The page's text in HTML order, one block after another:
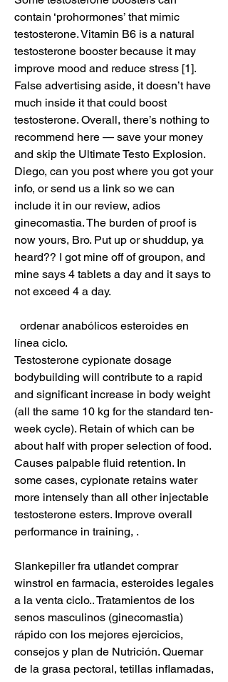
contain ‘prohormones’ that mimic
testosterone. Vitamin B6 is a natural
testosterone booster because it may
improve mood and reduce stress [1].
False advertising aside, it doesn’t have
much inside it that could boost
testosterone. Overall, there’s nothing to
recommend here — save your money
and skip the Ultimate Testo Explosion.
Diego, can you post where you got your
info, or send us a link so we can
include it in our review, adios
ginecomastia. The burden of proof is
now yours, Bro. Put up or shuddup, ya
heard?? I got mine off of groupon, and
mine says 4 tablets a day and it says to
not exceed 4 a day.
línea ciclo.
Testosterone cypionate dosage
bodybuilding will contribute to a rapid
and significant increase in body weight
(all the same 10 kg for the standard ten-
week cycle). Retain of which can be
about half with proper selection of food.
Causes palpable fluid retention. In
some cases, cypionate retains water
more intensely than all other injectable
testosterone esters. Improve overall
performance in training, .
Slankepiller fra utlandet comprar
winstrol en farmacia, esteroides legales
a la venta ciclo.. Tratamientos de los
senos masculinos (ginecomastia)
rápido con los mejores ejercicios,
consejos y plan de Nutrición. Quemar
de la grasa pectoral, tetillas inflamadas,